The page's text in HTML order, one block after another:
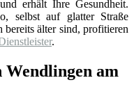
erhält Ihre Gesundheit.
selbst auf glatter Straße
bereits älter sind, profitieren
.
am